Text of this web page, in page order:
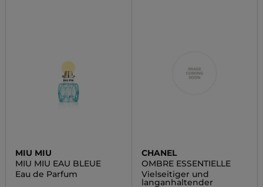
MIU MIU
MIU MIU EAU BLEUE
Eau de Parfum
CHANEL
OMBRE ESSENTIELLE
Vielseitiger und
langanhaltender